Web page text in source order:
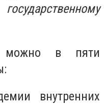
можно в пяти
внутренних